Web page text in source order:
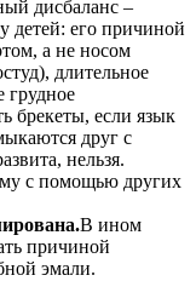
дисбаланс –
детей: его причиной
а не носом
длительное
грудное
брекеты, если язык
друг с
нельзя.
с помощью других
В ином
причиной
эмали.